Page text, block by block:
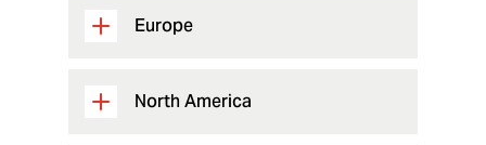
Europe
North America